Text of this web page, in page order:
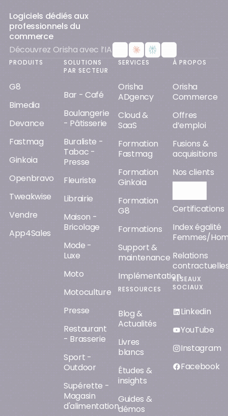
Logiciels dédiés aux
professionnels du
commerce
Découvrez Orisha avec l’IA
PRODUITS
G8
Bimedia
Devance
Fastmag
Ginkoia
Openbravo
Tweakwise
Vendre
App4Sales
SOLUTIONS
PAR SECTEUR
Bar - Café
Boulangerie
- Pâtisserie
Buraliste -
Tabac -
Presse
Fleuriste
Librairie
Maison -
Bricolage
Mode -
Luxe
Moto
Motoculture
Presse
Restaurant
- Brasserie
Sport -
Outdoor
Supérette -
Magasin
d'alimentation
SERVICES
Orisha
ADgency
Cloud &
SaaS
Formation
Fastmag
Formation
Ginkoia
Formation
G8
Formations
Support &
maintenance
Implémentation
RESSOURCES
Blog &
Actualités
Livres
blancs
Études &
insights
Guides &
démos
À PROPOS
Orisha
Commerce
Offres
d’emploi
Fusions &
acquisitions
Nos clients
Certifications
Index égalité
Femmes/
Relations
RÉSEAUX
SOCIAUX
Linkedin
YouTube
Instagram
Facebook